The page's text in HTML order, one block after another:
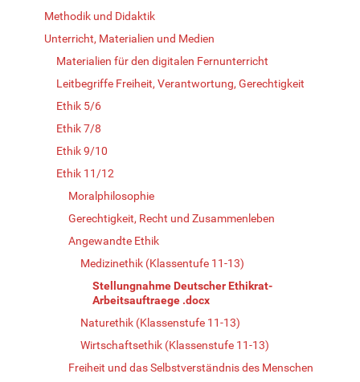
Methodik und Didaktik
Unterricht, Materialien und Medien
Materialien für den digitalen Fernunterricht
Leitbegriffe Freiheit, Verantwortung, Gerechtigkeit
Ethik 5/6
Ethik 7/8
Ethik 9/10
Ethik 11/12
Moralphilosophie
Gerechtigkeit, Recht und Zusammenleben
Angewandte Ethik
Medizinethik (Klassentufe 11-13)
Stellungnahme Deutscher Ethikrat-
Arbeitsauftraege .docx
Naturethik (Klassenstufe 11-13)
Wirtschaftsethik (Klassenstufe 11-13)
Freiheit und das Selbstverständnis des Menschen